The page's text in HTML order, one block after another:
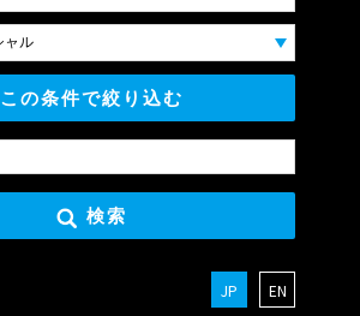
この条件で絞り込む
検索
JP EN